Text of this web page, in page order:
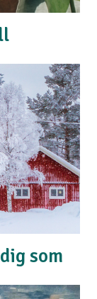
och
villa!
som